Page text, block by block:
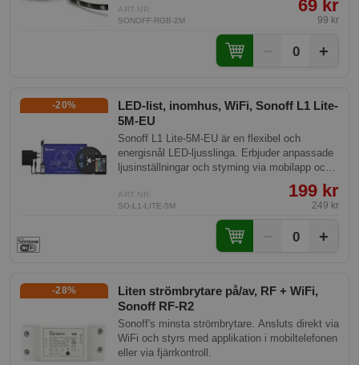
ART.NR:
SONOFF-RGB-2M
69 kr
99 kr
0 +
LED-list, inomhus, WiFi, Sonoff L1 Lite-
5M-EU
-20%
Sonoff L1 Lite-5M-EU är en flexibel och
energisnål LED-ljusslinga. Erbjuder anpassade
ljusinställningar och styrning via mobilapp och
fjärrkontroll. Denna modell kommer med en 5
meter lång slinga för inomhusbruk.
ART.NR:
SO-L1-LITE-5M
199 kr
249 kr
0 +
Liten strömbrytare på/av, RF + WiFi,
Sonoff RF-R2
-28%
Sonoff's minsta strömbrytare. Ansluts direkt via
WiFi och styrs med applikation i mobiltelefonen
eller via fjärrkontroll.